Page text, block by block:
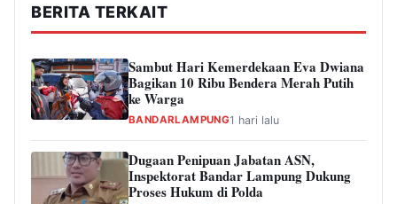
BERITA TERKAIT
Sambut Hari Kemerdekaan Eva Dwiana
Bagikan 10 Ribu Bendera Merah Putih
ke Warga
BANDARLAMPUNG1 hari lalu
Dugaan Penipuan Jabatan ASN,
Inspektorat Bandar Lampung Dukung
Proses Hukum di Polda